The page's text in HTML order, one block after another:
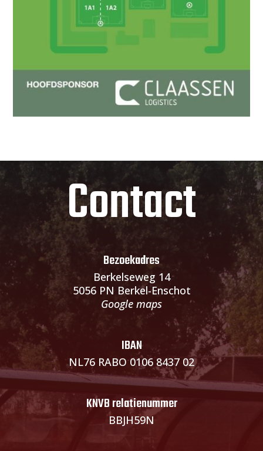
Contact
Bezoekadres
Berkelseweg 14
5056 PN Berkel-Enschot
Google maps
IBAN
NL76 RABO 0106 8437 02
KNVB relatienummer
BBJH59N